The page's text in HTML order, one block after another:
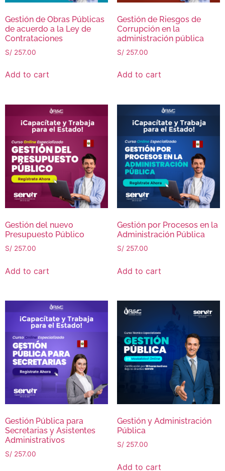
Gestión de Obras Públicas
de acuerdo a la Ley de
Contrataciones
S/ 257.00
Add to cart
Gestión de Riesgos de
Corrupción en la
administración pública
S/257.00
Add to cart
Gestión del nuevo
Presupuesto Público
S/ 257.00
Add to cart
Gestión por Procesos en la
Administración Pública
S/257.00
Add to cart
Gestión Pública para
Secretarias y Asistentes
Administrativos
S/ 257.00
Gestión y Administración
Pública
S/257.00
Add to cart